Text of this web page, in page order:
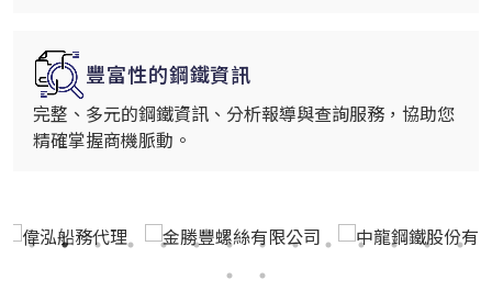
豐富性的鋼鐵資訊
完整、多元的鋼鐵資訊、分析報導與查詢服務，協助您
精確掌握商機脈動。